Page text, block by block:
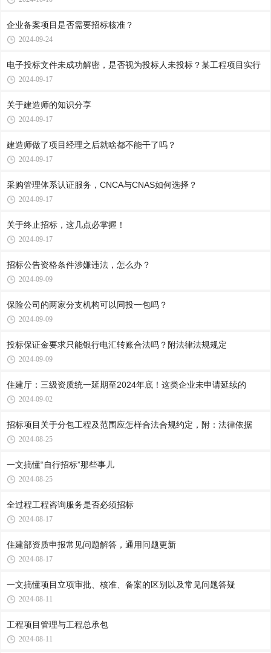
企业备案项目是否需要招标核准？
2024-09-24
电子投标文件未成功解密，是否视为投标人未投标？某工程项目实行
2024-09-17
关于建造师的知识分享
2024-09-17
建造师做了项目经理之后就啥都不能干了吗？
2024-09-17
采购管理体系认证服务，CNCA与CNAS如何选择？
2024-09-17
关于终止招标，这几点必掌握！
2024-09-17
招标公告资格条件涉嫌违法，怎么办？
2024-09-09
保险公司的两家分支机构可以同投一包吗？
2024-09-09
投标保证金要求只能银行电汇转账合法吗？附法律法规规定
2024-09-09
住建厅：三级资质统一延期至2024年底！这类企业未申请延续的
2024-09-02
招标项目关于分包工程及范围应怎样合法合规约定，附：法律依据
2024-08-25
一文搞懂“自行招标”那些事儿
2024-08-25
全过程工程咨询服务是否必须招标
2024-08-17
住建部资质申报常见问题解答，通用问题更新
2024-08-17
一文搞懂项目立项审批、核准、备案的区别以及常见问题答疑
2024-08-11
工程项目管理与工程总承包
2024-08-11